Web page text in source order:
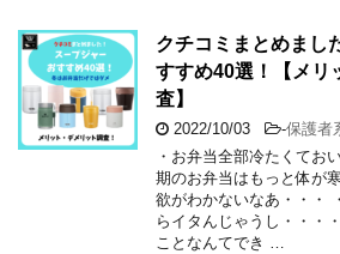
クチコミまとめまし
すすめ40選！【メリ
査】
2022/10/03 -保護者
・お弁当全部冷たくてお
期のお弁当はもっと体が
欲がわかないなあ・・・
らイタんじゃうし・・・
ことなんてでき …